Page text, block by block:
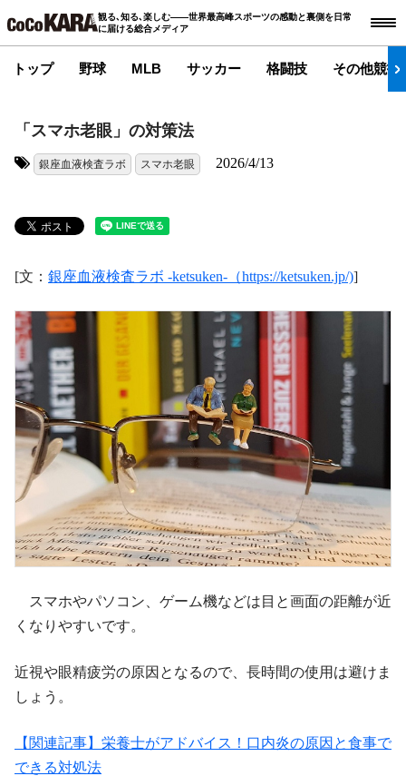
観る､知る､楽しむ――世界最高峰スポーツの感動と裏側を日常
に届ける総合メディア
トップ 野球 MLB サッカー 格闘技 その他競技
「スマホ老眼」の対策法
銀座血液検査ラボ スマホ老眼 2026/4/13
[文： 銀座血液検査ラボ -ketsuken-（https://ketsuken.jp/)]
スマホやパソコン、ゲーム機などは目と画面の距離が近
くなりやすいです。
近視や眼精疲労の原因となるので、長時間の使用は避けま
しょう。
【関連記事】栄養士がアドバイス！口内炎の原因と食事で
できる対処法